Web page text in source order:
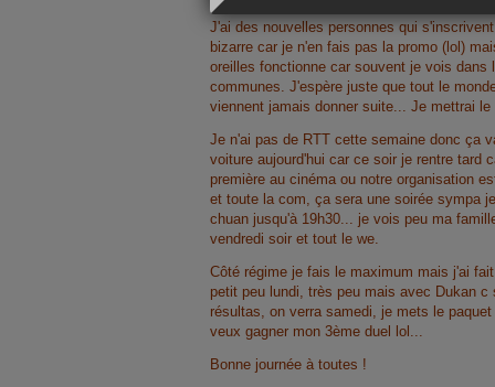
J'ai des nouvelles personnes qui
bizarre car je n'en fais pas la promo (lol)
oreilles fonctionne car souvent je vois dans
communes. J'espère juste que tout le
viennent jamais donner suite... Je mettrai
Je n'ai pas de RTT cette semaine donc ça
voiture aujourd'hui car ce soir je rentre tard
première au cinéma ou notre organisation
et toute la com, ça sera une soirée sympa
chuan jusqu'à 19h30... je vois peu ma
vendredi soir et tout le we.
Côté régime je fais le maximum mais j'ai
petit peu lundi, très peu mais avec Dukan
résultas, on verra samedi, je mets le
veux gagner mon 3ème duel lol...
Bonne journée à toutes !